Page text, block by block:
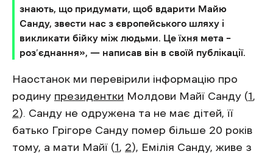
знають, що придумати, щоб вдарити Майю
Санду, звести нас з європейського шляху і
викликати бійку між людьми. Це їхня мета –
роз’єднання», — написав він в своїй публікації.
Наостанок ми перевірили інформацію про
родину президентки Молдови Майї Санду (1,
2). Санду не одружена та не має дітей, її
батько Грігоре Санду помер більше 20 років
тому, а мати Майї (1, 2), Емілія Санду, живе з